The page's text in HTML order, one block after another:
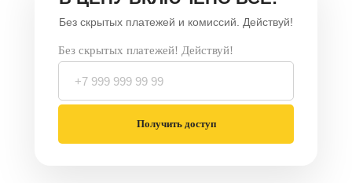
Без скрытых платежей! Действуй!
Получить доступ
Без скрытых платежей и комиссий. Действуй!